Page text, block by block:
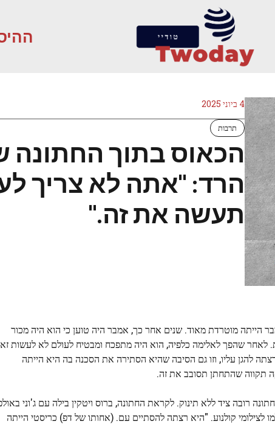
4 ביוני 2025
תרבות
הכאוס בתוך החתונה
הרד: "אתה לא צריך
תעשה את זה."
מערכת היחסים של ג'וני ואמבר הייתה מוטרדת מאוד. שנים אחר כך, אמבר היה טוען כי הוא היה מכור
לאחר שהפך לאלימה כלפיה, הוא היה מתפכח ומבטיח לעולם לא לעשות
להגן עליו, וזו גם הסיבה שהיא הסתירה את הסכנה בה היא הייתה
תקווה שהתחתן תסובב את זה.
רובה ציד ללא תינוק. לקראת החתונה, ברוס ויטקין בילה עם ג'וני
לצילומי קולנוע. "היא רצתה להסתיים עם. (אחותו של דפ) כריסטי הייתה